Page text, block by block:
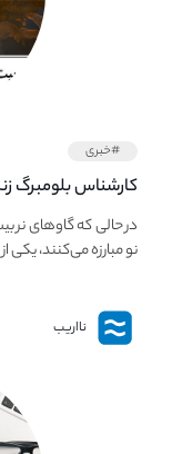
#خبری
کارشناس بلومبرگ
معرض خطر سقوط
نو مبارزه می‌کنند، یکی
نااریب